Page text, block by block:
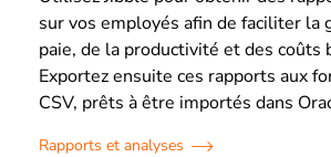
sur vos employés afin de faciliter la
paie, de la productivité et des coûts
Exportez ensuite ces rapports aux
CSV, prêts à être importés dans
Rapports et analyses